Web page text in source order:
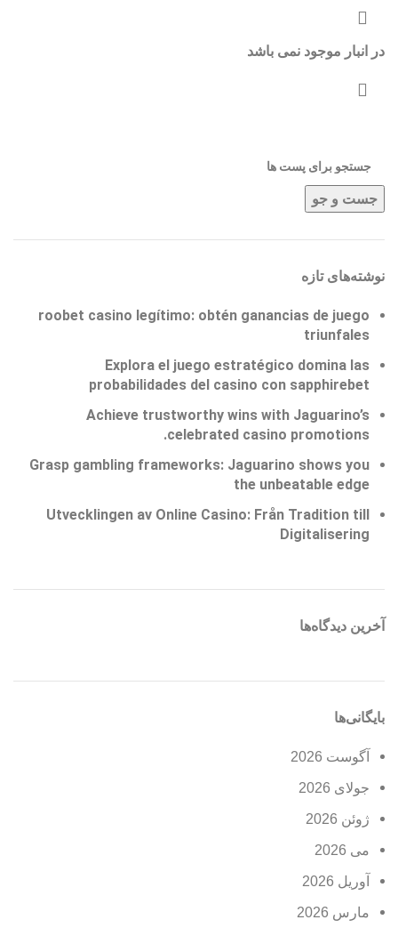
جست و جو
نوشته‌های تازه
roobet casino legítimo: obtén ganancias de juego
triunfales
Explora el juego estratégico domina las
probabilidades del casino con sapphirebet
Achieve trustworthy wins with Jaguarino’s
celebrated casino promotions.
Grasp gambling frameworks: Jaguarino shows you
the unbeatable edge
Utvecklingen av Online Casino: Från Tradition till
Digitalisering
آخرین دیدگاه‌ها
بایگانی‌ها
آگوست 2026
جولای 2026
ژوئن 2026
می 2026
آوریل 2026
مارس 2026
در انبار موجود نمی باشد